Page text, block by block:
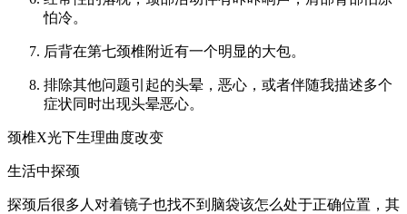
怕冷。
后背在第七颈椎附近有一个明显的大包。
排除其他问题引起的头晕，恶心，或者伴随我描述多个
症状同时出现头晕恶心。
颈椎X光下生理曲度改变
生活中探颈
探颈后很多人对着镜子也找不到脑袋该怎么处于正确位置，其